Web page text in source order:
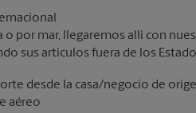
o por mar, llegaremos allí con
sus artículos fuera de los
aéreo